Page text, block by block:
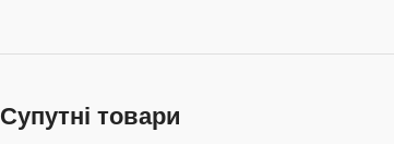
Супутні товари